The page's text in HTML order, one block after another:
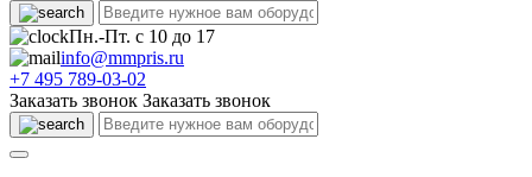
Пн.-Пт. с 10 до 17
info@mmpris.ru
+7 495 789-03-02
Заказать звонок Заказать звонок